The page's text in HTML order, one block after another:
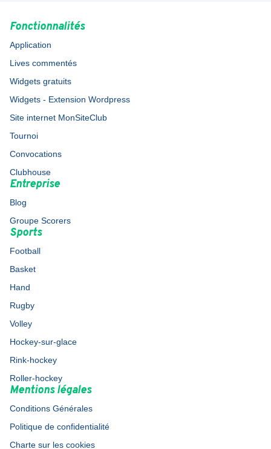
Fonctionnalités
Application
Lives commentés
Widgets gratuits
Widgets - Extension Wordpress
Site internet MonSiteClub
Tournoi
Convocations
Clubhouse
Entreprise
Blog
Groupe Scorers
Sports
Football
Basket
Hand
Rugby
Volley
Hockey-sur-glace
Rink-hockey
Roller-hockey
Mentions légales
Conditions Générales
Politique de confidentialité
Charte sur les cookies